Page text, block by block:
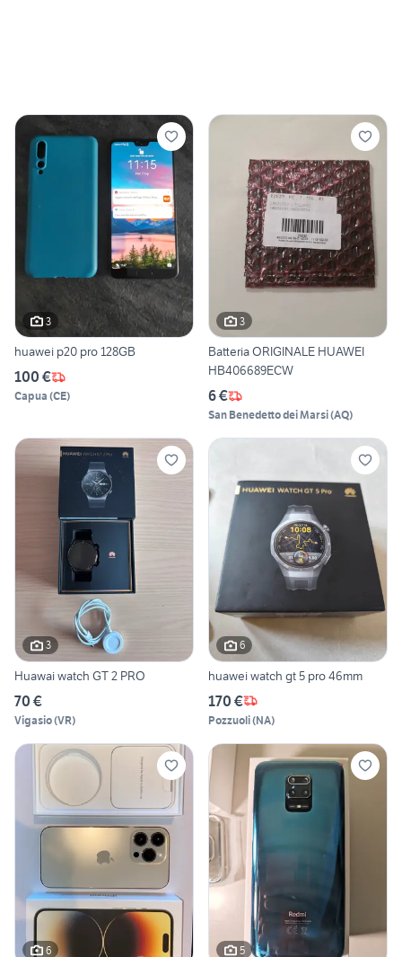
3
huawei p20 pro 128GB
100 €
Capua (CE)
3
Batteria ORIGINALE HUAWEI
HB406689ECW
6 €
San Benedetto dei Marsi(AQ)
3
Huawai watch GT 2 PRO
70 €
Vigasio(VR)
6
huawei watch gt 5 pro 46mm
170 €
Pozzuoli(NA)
6 5